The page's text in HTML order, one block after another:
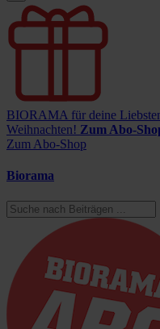
BIORAMA für deine
Weihnachten! Zum Abo-
Zum Abo-Shop
Biorama